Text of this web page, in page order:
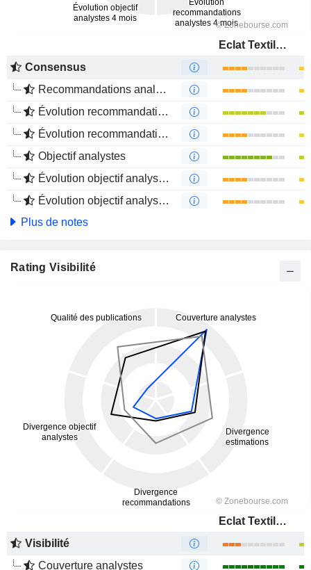
Eclat Textile Co., Ltd.
Consensus
Recommandations analystes
Évolution recommandations analystes 1 an
Évolution recommandations analystes 4 mois
Objectif analystes
Évolution objectif analystes 1 an
Évolution objectif analystes 4 mois
Plus de notes
Rating Visibilité
Eclat Textile Co., Ltd.
Visibilité
Couverture analystes